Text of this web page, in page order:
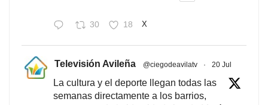
30 18 X
Televisión Avileña @ciegodeavilatv · 20 Jul
La cultura y el deporte llegan todas las
semanas directamente a los barrios,